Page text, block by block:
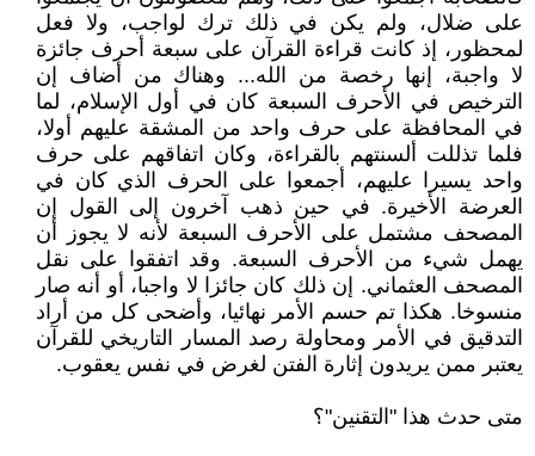
على ضلال، ولم يكن في ذلك ترك لواجب، ولا فعل
لمحظور، إذ كانت قراءة القرآن على ‌سبعة ‌أحرف جائزة
لا واجبة، إنها ‌رخصة من الله... وهناك من أضاف إن
الترخيص في الأحرف السبعة كان في ‌أول الإسلام، لما
في المحافظة على حرف واحد من المشقة عليهم أولا،
فلما تذللت ألسنتهم بالقراءة، وكان اتفاقهم على حرف
واحد يسيرا عليهم، أجمعوا على الحرف الذي كان في
العرضة الأخيرة. في حين ذهب آخرون إلى القول إن
المصحف مشتمل على الأحرف السبعة لأنه لا يجوز أن
يهمل شيء من الأحرف السبعة. وقد اتفقوا على نقل
المصحف العثماني. إن ذلك كان جائزا لا واجبا، أو أنه صار
منسوخا. هكذا تم حسم الأمر نهائيا، وأضحى كل من أراد
التدقيق في الأمر ومحاولة رصد المسار التاريخي للقرآن
يعتبر ممن يريدون إثارة الفتن لغرض في نفس يعقوب.
متى حدث هذا "التقنين"؟